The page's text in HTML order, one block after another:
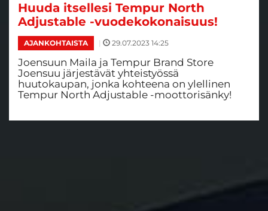
Huuda itsellesi Tempur North
Adjustable -vuodekokonaisuus!
AJANKOHTAISTA | 29.07.2023 14:25
Joensuun Maila ja Tempur Brand Store
Joensuu järjestävät yhteistyössä
huutokaupan, jonka kohteena on ylellinen
Tempur North Adjustable -moottorisänky!